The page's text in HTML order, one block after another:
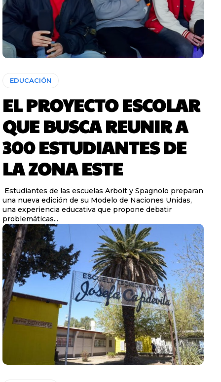
EDUCACIÓN
EL PROYECTO ESCOLAR
QUE BUSCA REUNIR A
300 ESTUDIANTES DE
LA ZONA ESTE
Estudiantes de las escuelas Arboit y Spagnolo preparan
una nueva edición de su Modelo de Naciones Unidas,
una experiencia educativa que propone debatir
problemáticas...